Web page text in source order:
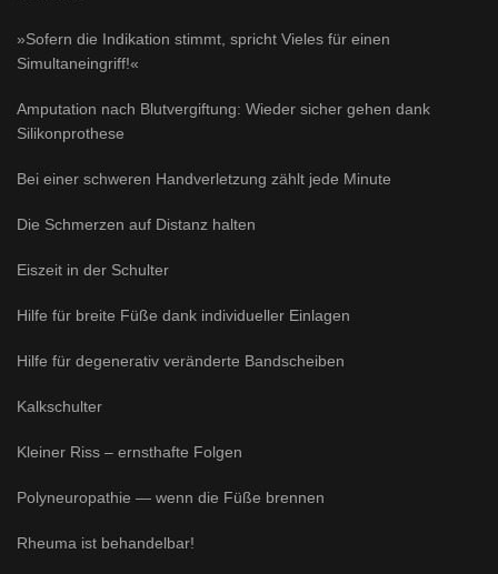
»Sofern die Indikation stimmt, spricht Vieles für einen
Simultaneingriff!«
Amputation nach Blutvergiftung: Wieder sicher gehen dank
Silikonprothese
Bei einer schweren Handverletzung zählt jede Minute
Die Schmerzen auf Distanz halten
Eiszeit in der Schulter
Hilfe für breite Füße dank individueller Einlagen
Hilfe für degenerativ veränderte Bandscheiben
Kalkschulter
Kleiner Riss – ernsthafte Folgen
Polyneuropathie — wenn die Füße brennen
Rheuma ist behandelbar!